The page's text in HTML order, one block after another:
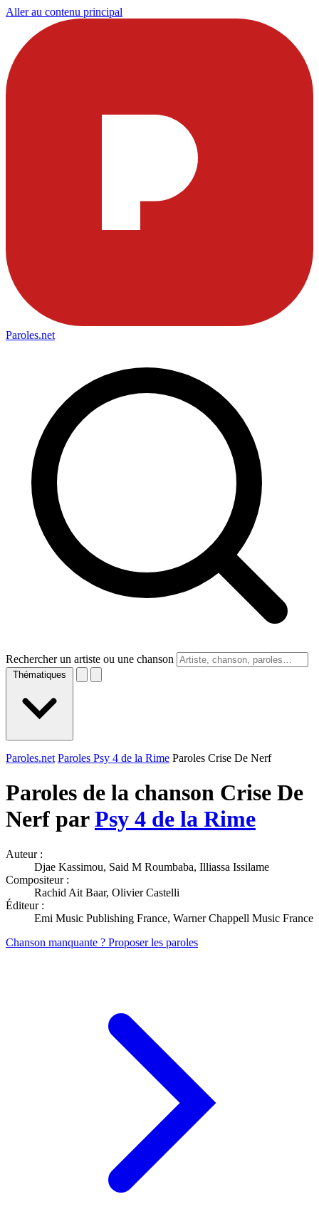
Aller au contenu principal
Paroles.net
Rechercher un artiste ou une chanson
Thématiques
Paroles.net Paroles Psy 4 de la Rime Paroles Crise De Nerf
Paroles de la chanson Crise De
Nerf parPsy 4 de la Rime
Auteur :
Djae Kassimou, Said M Roumbaba, Illiassa Issilame
Compositeur :
Rachid Ait Baar, Olivier Castelli
Éditeur :
Emi Music Publishing France, Warner Chappell Music France
Chanson manquante ? Proposer les paroles